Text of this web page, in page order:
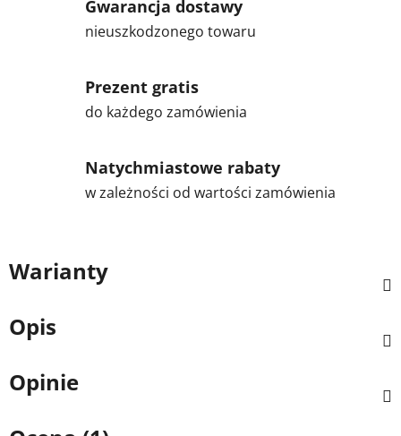
Gwarancja dostawy
nieuszkodzonego towaru
Prezent gratis
do każdego zamówienia
Natychmiastowe rabaty
w zależności od wartości zamówienia
Warianty
Opis
Opinie